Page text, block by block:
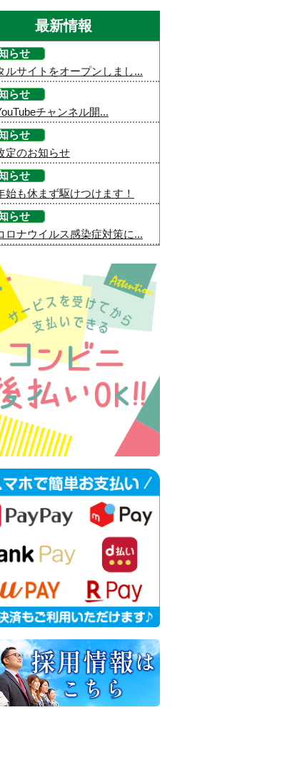
最新情報
らせ
ルサイトをオープンしまし...
らせ
チャンネル開...
らせ
定のお知らせ
らせ
始も休まず駆けつけます！
らせ
ロナウイルス感染症対策に...